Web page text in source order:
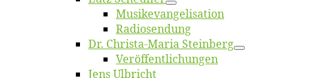
Musikevan­ge­li­sa­tion
Ra­dio­sen­dung
Dr. Chris­­ta-Ma­ria Steinberg
Ver­öf­fent­li­chun­gen
Jens Ulb­richt